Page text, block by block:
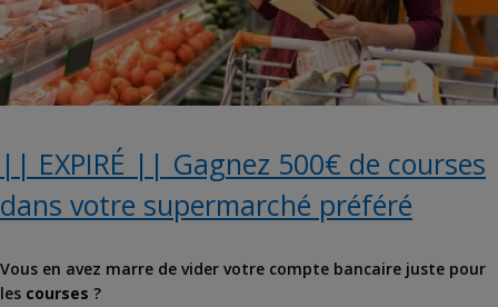
|| EXPIRÉ || Gagnez 500€ de courses
dans votre supermarché préféré
Vous en avez marre de vider votre compte bancaire juste pour
les courses ?